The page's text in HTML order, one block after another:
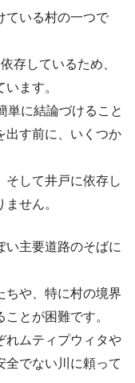
ている村の一つで
存しているため、
ます。
単に結論づけること
出す前に、いくつか
そして井戸に依存し
せん。
い主要道路のそばに
ちや、特に村の境界
とが困難です。
れムティプウィタや
全でない川に頼って